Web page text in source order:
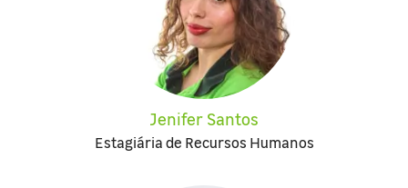
Jenifer Santos
Estagiária de Recursos Humanos